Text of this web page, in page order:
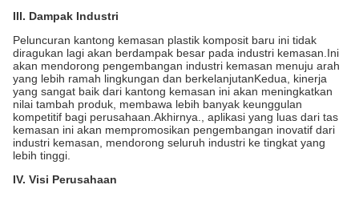
III. Dampak Industri
Peluncuran kantong kemasan plastik komposit baru ini tidak
diragukan lagi akan berdampak besar pada industri kemasan.Ini
akan mendorong pengembangan industri kemasan menuju arah
yang lebih ramah lingkungan dan berkelanjutanKedua, kinerja
yang sangat baik dari kantong kemasan ini akan meningkatkan
nilai tambah produk, membawa lebih banyak keunggulan
kompetitif bagi perusahaan.Akhirnya., aplikasi yang luas dari tas
kemasan ini akan mempromosikan pengembangan inovatif dari
industri kemasan, mendorong seluruh industri ke tingkat yang
lebih tinggi.
IV. Visi Perusahaan